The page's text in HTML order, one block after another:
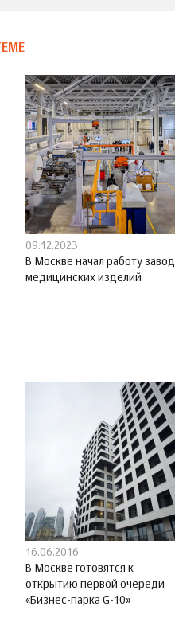
09.12.2023
В Москве начал работу завод
медицинских изделий
16.06.2016
В Москве готовятся к
открытию первой очереди
«Бизнес-парка G-10»